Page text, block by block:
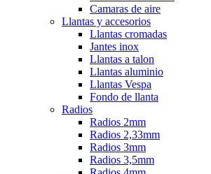
Camaras de aire
Llantas y accesorios
Llantas cromadas
Jantes inox
Llantas a talon
Llantas aluminio
Llantas Vespa
Fondo de llanta
Radios
Radios 2mm
Radios 2,33mm
Radios 3mm
Radios 3,5mm